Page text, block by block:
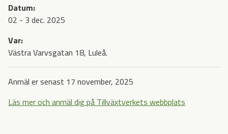
Datum:
02 - 3 dec. 2025
Var:
Västra Varvsgatan 18, Luleå.
Anmäl er senast 17 november, 2025
Läs mer och anmäl dig på Tillväxtverkets webbplats